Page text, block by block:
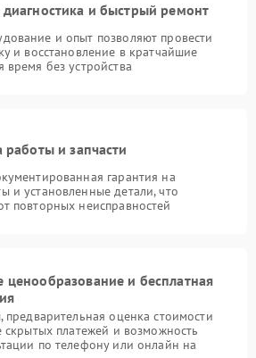
диагностика и быстрый ремонт
и опыт позволяют провести
и восстановление в кратчайшие
без устройства
работы и запчасти
гарантия на
и установленные детали, что
повторных неисправностей
ценообразование и бесплатная
предварительная оценка стоимости
скрытых платежей и возможность
по телефону или онлайн на